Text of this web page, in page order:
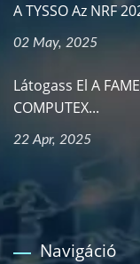
A TYSSO Az NRF
02 May, 2025
Látogass El A
COMPUTEX...
22 Apr, 2025
Navigáció